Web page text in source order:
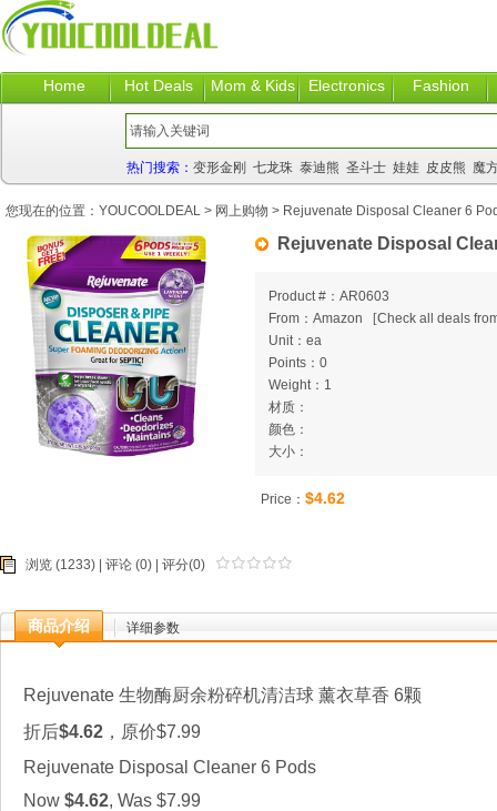
Home Hot Deals Mom & Kids Electronics Fashion
热门搜索： 变形金刚 七龙珠 泰迪熊 圣斗士 娃娃 皮皮熊 魔
Rejuvenate Disposal
Product #：AR0603
From：Amazon
[Check all deals
Unit：ea
Points：0
Weight：1
材质：
颜色：
大小：
Price： $4.62
浏览 (1233) | 评论 (0) | 评分(0)
商品介绍 详细参数
Rejuvenate 生物酶厨余粉碎机清洁球 薰衣草香 6颗
折后$4.62 ，原价$7.99
Rejuvenate Disposal Cleaner 6 Pods
Now $4.62, Was $7.99
您现在的位置： YOUCOOLDEAL > 网上购物 > Rejuvenate Disposal Cleaner 6